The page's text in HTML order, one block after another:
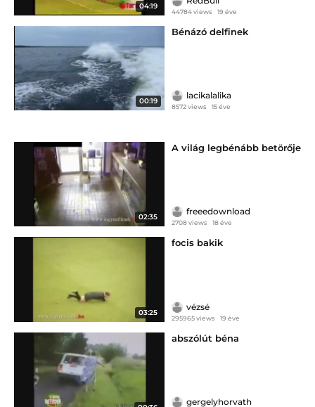
04:19
44784 views 19 éve
00:19
Bénázó delfinek
lacikalalika
8572 views 15 éve
02:35
A világ legbénább betörője
freeedownload
2708 views 18 éve
03:25
focis bakik
vézsé
295965 views 19 éve
abszólút béna
gergelyhorvath